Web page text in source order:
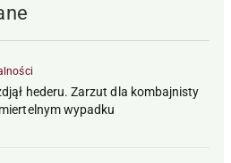
hederu. Zarzut dla kombajnisty
wypadku